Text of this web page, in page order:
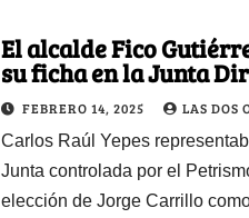
El alcalde Fico
su ficha en la Junta
poderosa ISA
FEBRERO 14, 2025 LAS DOS
Carlos Raúl Yepes
Junta controlada por el
elección de Jorge Carrillo